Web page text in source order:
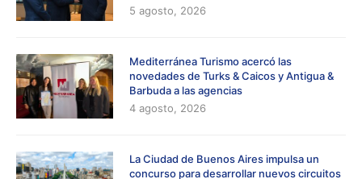
5 agosto, 2026
Mediterránea Turismo acercó las
novedades de Turks & Caicos y Antigua &
Barbuda a las agencias
4 agosto, 2026
La Ciudad de Buenos Aires impulsa un
concurso para desarrollar nuevos circuitos